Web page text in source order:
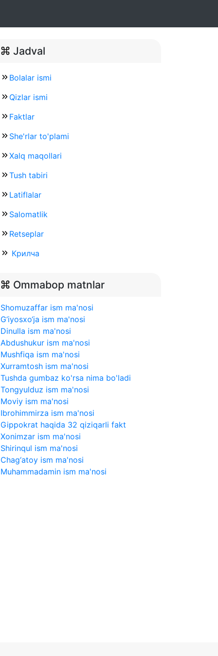
Jadval
Bolalar ismi
Qizlar ismi
Faktlar
She'rlar to'plami
Xalq maqollari
Tush tabiri
Latiflalar
Salomatlik
Retseplar
Крилча
Ommabop matnlar
Shomuzaffar ism ma'nosi
G‘iyosxo‘ja ism ma'nosi
Dinulla ism ma'nosi
Abdushukur ism ma'nosi
Mushfiqa ism ma'nosi
Xurramtosh ism ma'nosi
Tushda gumbaz ko'rsa nima bo'ladi
Tongyulduz ism ma'nosi
Moviy ism ma'nosi
Ibrohimmirza ism ma'nosi
Gippokrat haqida 32 qiziqarli fakt
Xonimzar ism ma'nosi
Shirinqul ism ma'nosi
Chag‘atoy ism ma'nosi
Muhammadamin ism ma'nosi